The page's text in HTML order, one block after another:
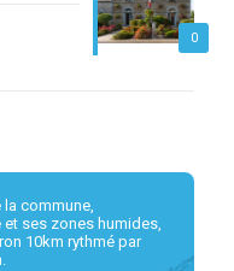
0
commune,
ses zones humides,
10km rythmé par